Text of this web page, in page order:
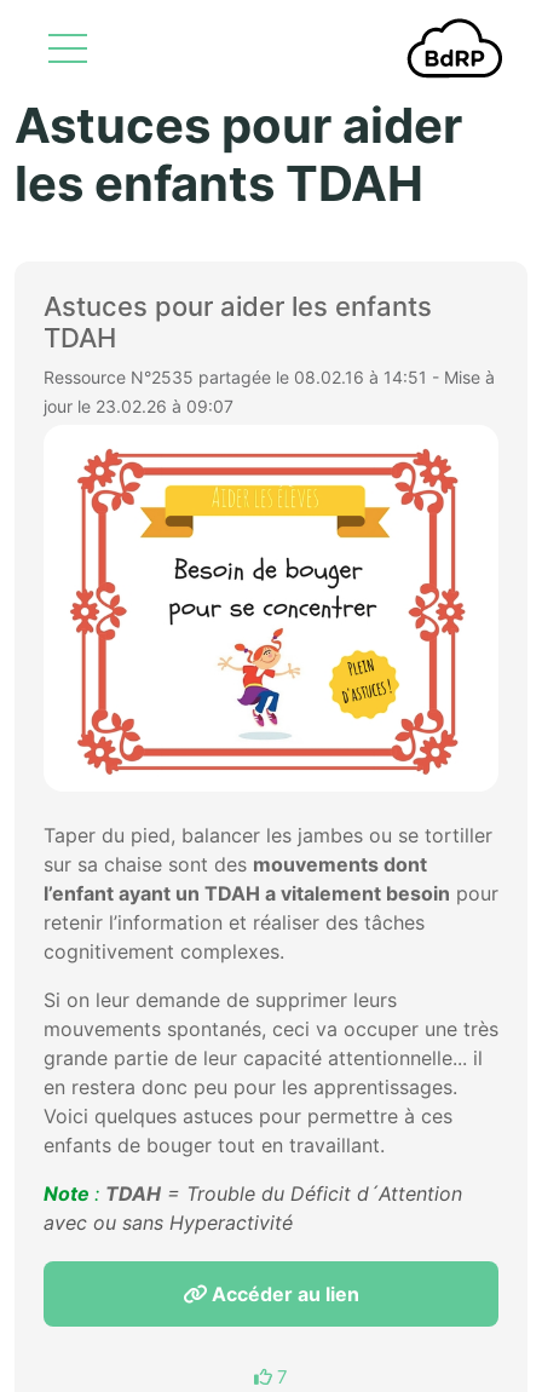
Aller au contenu principal
Astuces pour aider
les enfants TDAH
Astuces pour aider les enfants
TDAH
Ressource N°2535 partagée le 08.02.16 à 14:51 - Mise à
jour le 23.02.26 à 09:07
Taper du pied, balancer les jambes ou se tortiller
sur sa chaise sont des mouvements dont
l’enfant ayant un TDAH a vitalement besoin pour
retenir l’information et réaliser des tâches
cognitivement complexes.
Si on leur demande de supprimer leurs
mouvements spontanés, ceci va occuper une très
grande partie de leur capacité attentionnelle... il
en restera donc peu pour les apprentissages.
Voici quelques astuces pour permettre à ces
enfants de bouger tout en travaillant.
Note : TDAH = Trouble du Déficit d´Attention
avec ou sans Hyperactivité
Accéder au lien
7